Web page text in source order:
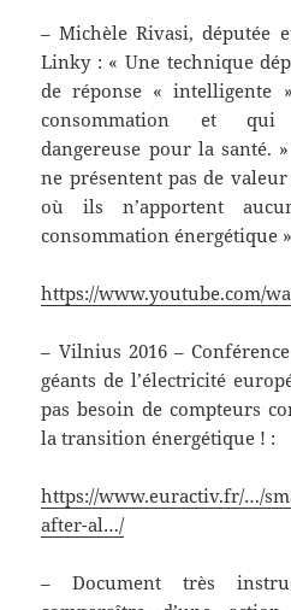
– Michèle Rivasi, députée
Linky : « Une technique
de réponse « intelligente
consommation et qui
dangereuse pour la santé.
ne présentent pas de
où ils n’apportent
consommation énergétique
https://www.youtube.com/
– Vilnius 2016 –
géants de l’électricité
pas besoin de compteurs
la transition énergétique ! :
https://www.euractiv.fr/…/
after-al…/
– Document très